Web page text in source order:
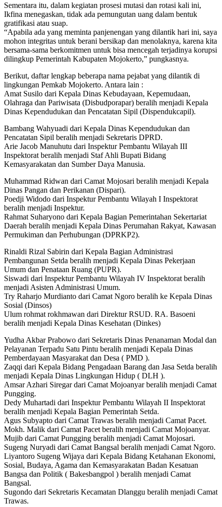
Sementara itu, dalam kegiatan prosesi mutasi dan rotasi kali ini,
Ikfina menegaskan, tidak ada pemungutan uang dalam bentuk
gratifikasi atau suap.
“Apabila ada yang meminta panjenengan yang dilantik hari ini, saya
mohon integritas untuk berani bersikap dan menolaknya, karena kita
bersama-sama berkomitmen untuk bisa mencegah terjadinya korupsi
dilingkup Pemerintah Kabupaten Mojokerto,” pungkasnya.
Berikut, daftar lengkap beberapa nama pejabat yang dilantik di
lingkungan Pemkab Mojokerto. Antara lain :
Amat Susilo dari Kepala Dinas Kebudayaan, Kepemudaan,
Olahraga dan Pariwisata (Disbudporapar) beralih menjadi Kepala
Dinas Kependudukan dan Pencatatan Sipil (Dispendukcapil).
Bambang Wahyuadi dari Kepala Dinas Kependudukan dan
Pencatatan Sipil beralih menjadi Sekretaris DPRD.
Arie Jacob Manuhutu dari Inspektur Pembantu Wilayah III
Inspektorat beralih menjadi Staf Ahli Bupati Bidang
Kemasyarakatan dan Sumber Daya Manusia.
Muhammad Ridwan dari Camat Mojosari beralih menjadi Kepala
Dinas Pangan dan Perikanan (Dispari).
Poedji Widodo dari Inspektur Pembantu Wilayah I Inspektorat
beralih menjadi Inspektur.
Rahmat Suharyono dari Kepala Bagian Pemerintahan Sekertariat
Daerah beralih menjadi Kepala Dinas Perumahan Rakyat, Kawasan
Permukiman dan Perhubungan (DPRKP2).
Rinaldi Rizal Sabirin dari Kepala Bagian Administrasi
Pembangunan Setda beralih menjadi Kepala Dinas Pekerjaan
Umum dan Penataan Ruang (PUPR).
Siswadi dari Inspektur Pembantu Wilayah IV Inspektorat beralih
menjadi Asisten Administrasi Umum.
Try Raharjo Murdianto dari Camat Ngoro beralih ke Kepala Dinas
Sosial (Dinsos)
Ulum rohmat rokhmawan dari Direktur RSUD. RA. Basoeni
beralih menjadi Kepala Dinas Kesehatan (Dinkes)
Yudha Akbar Prabowo dari Sekretaris Dinas Penanaman Modal dan
Pelayanan Terpadu Satu Pintu beralih menjadi Kepala Dinas
Pemberdayaan Masyarakat dan Desa ( PMD ).
Zaqqi dari Kepala Bidang Pengadaan Barang dan Jasa Setda beralih
menjadi Kepala Dinas Lingkungan Hidup ( DLH ).
Amsar Azhari Siregar dari Camat Mojoanyar beralih menjadi Camat
Pungging.
Dedy Muhartadi dari Inspektur Pembantu Wilayah II Inspektorat
beralih menjadi Kepala Bagian Pemerintah Setda.
Agus Subyapto dari Camat Trawas beralih menjadi Camat Pacet.
Mokh. Malik dari Camat Pacet beralih menjadi Camat Mojoanyar.
Mujib dari Camat Pungging beralih menjadi Camat Mojosari.
Sugeng Nuryadi dari Camat Bangsal beralih menjadi Camat Ngoro.
Liyantoro Sugeng Wijaya dari Kepala Bidang Ketahanan Ekonomi,
Sosial, Budaya, Agama dan Kemasyarakatan Badan Kesatuan
Bangsa dan Politik ( Bakesbangpol ) beralih menjadi Camat
Bangsal.
Sugondo dari Sekretaris Kecamatan Dlanggu beralih menjadi Camat
Trawas.